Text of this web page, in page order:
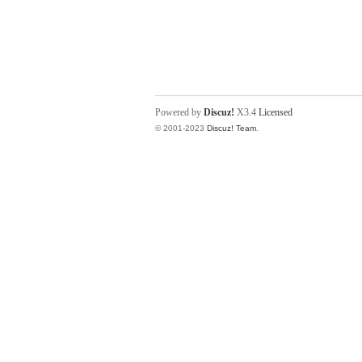
Powered by Discuz! X3.4 Licensed
© 2001-2023 Discuz! Team